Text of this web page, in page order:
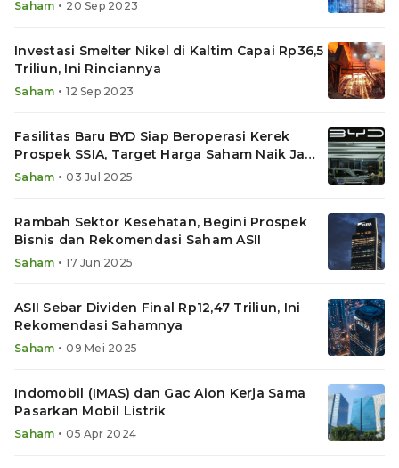
Saham • 20 Sep 2023
Investasi Smelter Nikel di Kaltim Capai Rp36,5
Triliun, Ini Rinciannya
Saham • 12 Sep 2023
Fasilitas Baru BYD Siap Beroperasi Kerek
Prospek SSIA, Target Harga Saham Naik Jadi
Segini
Saham • 03 Jul 2025
Rambah Sektor Kesehatan, Begini Prospek
Bisnis dan Rekomendasi Saham ASII
Saham • 17 Jun 2025
ASII Sebar Dividen Final Rp12,47 Triliun, Ini
Rekomendasi Sahamnya
Saham • 09 Mei 2025
Indomobil (IMAS) dan Gac Aion Kerja Sama
Pasarkan Mobil Listrik
Saham • 05 Apr 2024